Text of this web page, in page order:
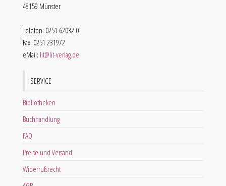
48159 Münster
Telefon: 0251 62032 0
Fax: 0251 231972
eMail: lit@lit-verlag.de
SERVICE
Bibliotheken
Buchhandlung
FAQ
Preise und Versand
Widerrufsrecht